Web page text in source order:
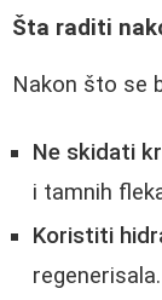
Šta raditi
Nakon što se
Ne skidati
i tamnih
Koristiti
regenerisala.